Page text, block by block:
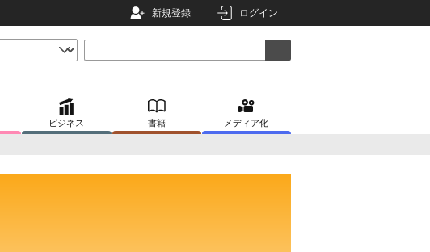
新規登録 ログイン
ビジネス 書籍 メディア化